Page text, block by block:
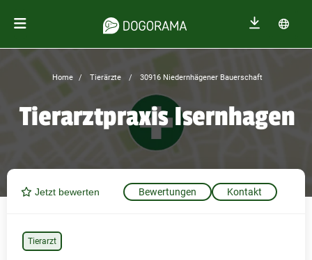
Home Tierärzte 30916 Niedernhägener Bauerschaft
Tierarztpraxis Isernhagen
Jetzt bewerten Bewertungen Kontakt
Tierarzt